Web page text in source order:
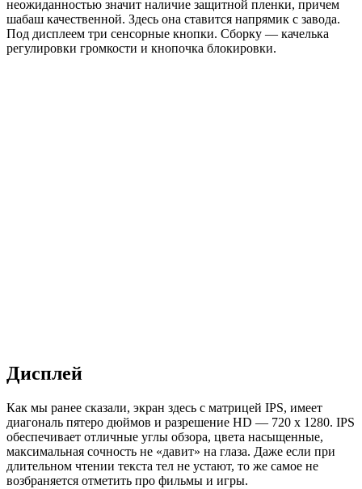
неожиданностью значит наличие защитной пленки, причем
шабаш качественной. Здесь она ставится напрямик с завода.
Под дисплеем три сенсорные кнопки. Сборку — качелька
регулировки громкости и кнопочка блокировки.
Дисплей
Как мы ранее сказали, экран здесь с матрицей IPS, имеет
диагональ пятеро дюймов и разрешение HD — 720 x 1280. IPS
обеспечивает отличные углы обзора, цвета насыщенные,
максимальная сочность не «давит» на глаза. Даже если при
длительном чтении текста тел не устают, то же самое не
возбраняется отметить про фильмы и игры.